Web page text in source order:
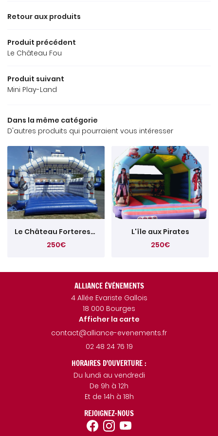
Retour aux produits
Produit précédent
Le Château Fou
Produit suivant
Mini Play-Land
Dans la même catégorie
D'autres produits qui pourraient vous intéresser
Le Château Forteresse
250€
L'île aux Pirates
250€
ALLIANCE ÉVÉNEMENTS
4 Allée Evariste Gallois
18 000 Bourges
Afficher la carte
02 48 24 76 19
HORAIRES D'OUVERTURE :
Du lundi au vendredi
De 9h à 12h
Et de 14h à 18h
REJOIGNEZ-NOUS